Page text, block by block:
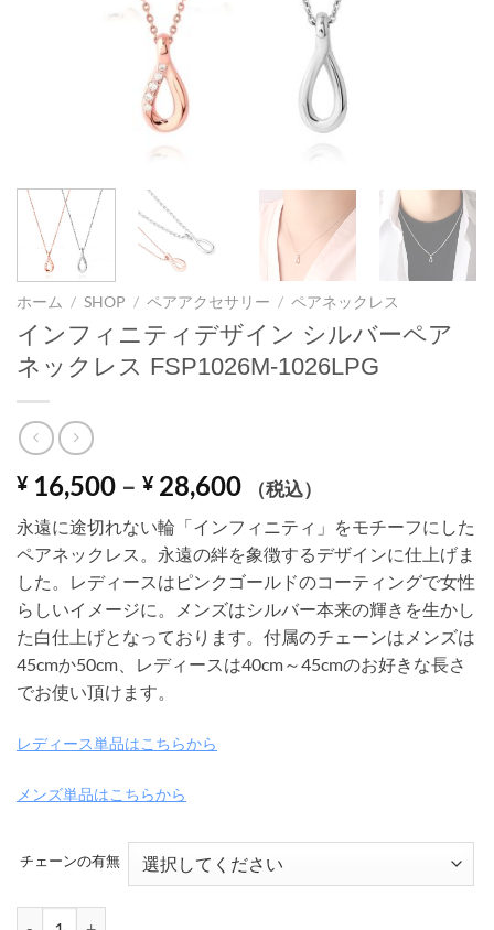
ホーム / SHOP / ペアアクセサリー / ペアネックレス
インフィニティデザイン シルバーペア
ネックレス FSP1026M-1026LPG
¥ 16,500 – ¥ 28,600価
帯:
¥ 16,500
–
¥ 28,600
（税込）
永遠に途切れない輪「インフィニティ」をモチーフにした
ペアネックレス。永遠の絆を象徴するデザインに仕上げま
した。レディースはピンクゴールドのコーティングで女性
らしいイメージに。メンズはシルバー本来の輝きを生かし
た白仕上げとなっております。付属のチェーンはメンズは
45cmか50cm、レディースは40cm～45cmのお好きな長さ
でお使い頂けます。
レディース単品はこちらから
メンズ単品はこちらから
チェーンの有無